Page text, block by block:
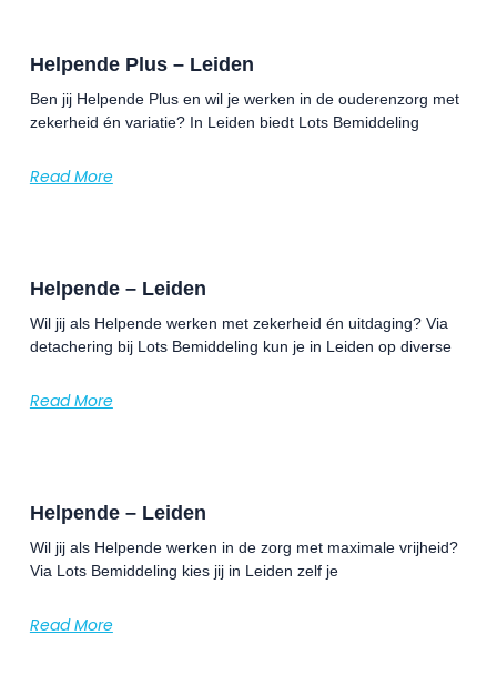
Helpende Plus – Leiden
Ben jij Helpende Plus en wil je werken in de ouderenzorg met
zekerheid én variatie? In Leiden biedt Lots Bemiddeling
Read More
Helpende – Leiden
Wil jij als Helpende werken met zekerheid én uitdaging? Via
detachering bij Lots Bemiddeling kun je in Leiden op diverse
Read More
Helpende – Leiden
Wil jij als Helpende werken in de zorg met maximale vrijheid?
Via Lots Bemiddeling kies jij in Leiden zelf je
Read More